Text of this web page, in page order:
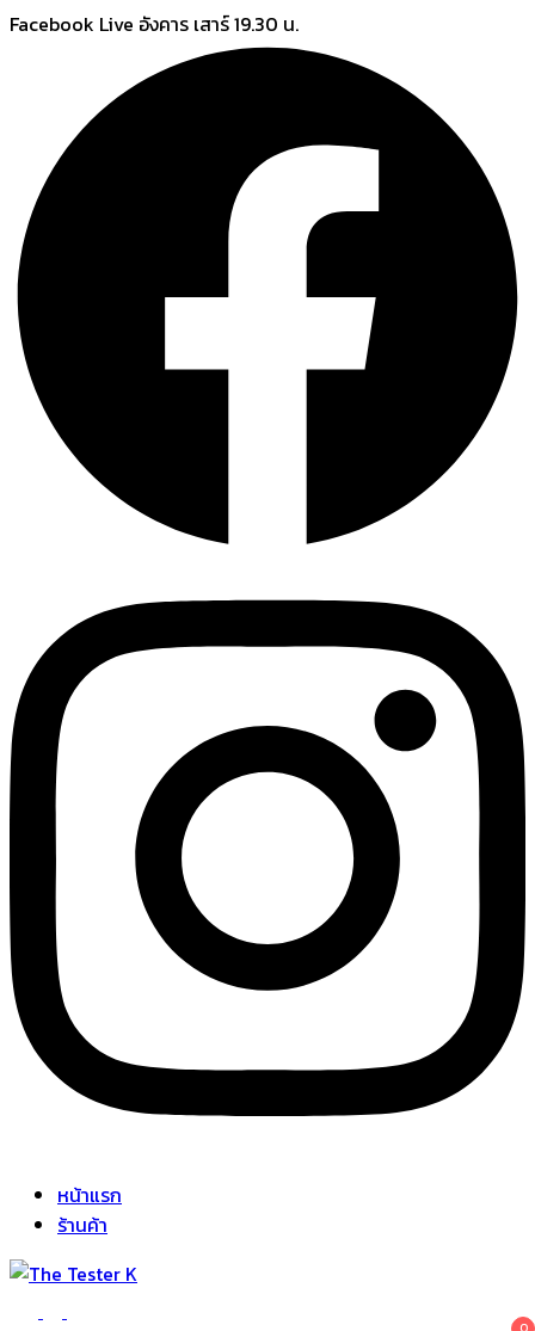
Skip
Facebook Live อังคาร เสาร์ 19.30 น.
หน้าแรก
ร้านค้า
The Tester K
Korean cosmetics